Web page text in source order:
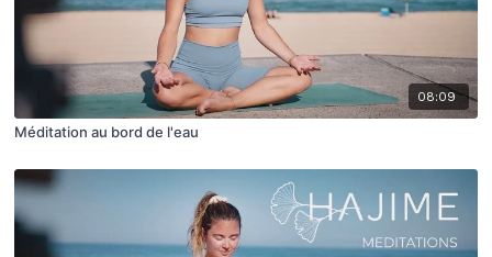
08:09
Méditation au bord de l'eau